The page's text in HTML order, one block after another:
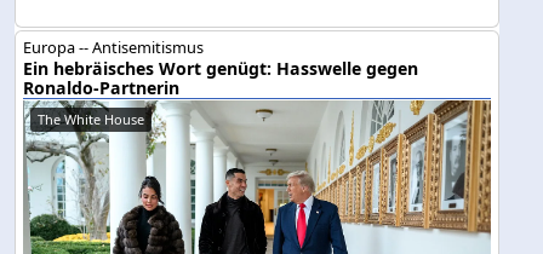
Europa -- Antisemitismus
Ein hebräisches Wort genügt: Hasswelle gegen
Ronaldo-Partnerin
The White House